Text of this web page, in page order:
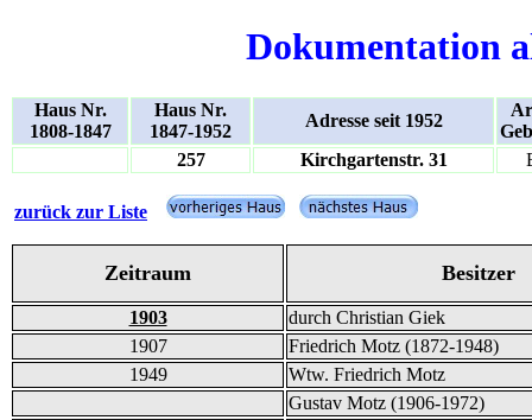
Dokumentation
Haus Nr.
1808-1847
Haus Nr.
1847-1952
Adresse seit 1952
257
Kirchgartenstr. 31
zurück zur Liste
Zeitraum Besitzer
1903
durch Christian Giek
1907
Friedrich Motz (1872-1948)
1949
Wtw. Friedrich Motz
Gustav Motz (1906-1972)